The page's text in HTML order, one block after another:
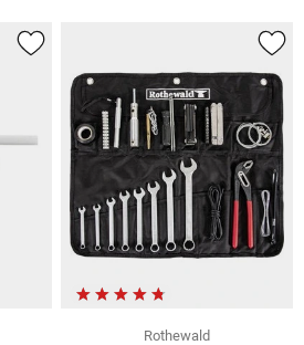
Rothewald